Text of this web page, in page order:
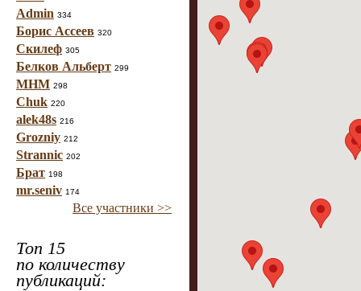
Admin 334
Борис Ассеев 320
Скилеф 305
Белков Альберт 299
МНМ 298
Chuk 220
alek48s 216
Grozniy 212
Strannic 202
Брат 198
mr.seniv 174
Все участники >>
Топ 15
по количеству
публикаций: